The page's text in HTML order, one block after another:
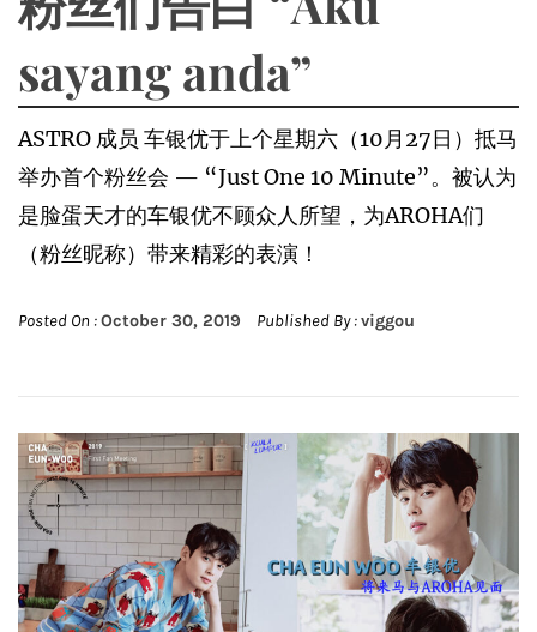
sayang anda”
ASTRO 成员 车银优于上个星期六（10月27日）抵马
举办首个粉丝会 — “Just One 10 Minute”。被认为
是脸蛋天才的车银优不顾众人所望，为AROHA们
（粉丝昵称）带来精彩的表演！
Posted On :October 30, 2019 Published By :viggou